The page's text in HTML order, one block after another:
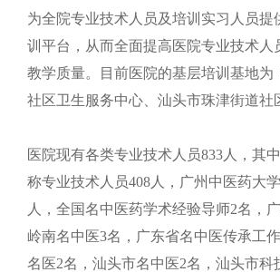
为全院专业技术人员及培训实习人员提
训平台，从而全面提高医院专业技术人
教学质量。目前医院的基层培训基地为
社区卫生服务中心、汕头市珠津街道社
医院现有各类专业技术人员833人，其
称专业技术人员408人，广州中医药大
人，全国名中医药学术经验导师2名，
岭南名中医3名，广东省名中医传承工
名医2名，汕头市名中医2名，汕头市科